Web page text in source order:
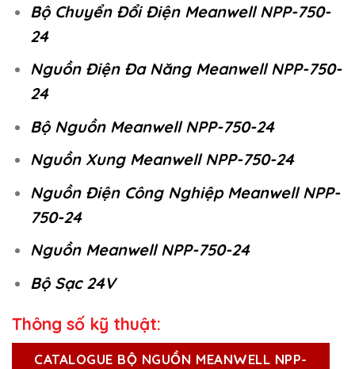
Bộ Chuyển Đổi Điện Meanwell NPP-750-
24
Nguồn Điện Đa Năng Meanwell NPP-750-
24
Bộ Nguồn Meanwell NPP-750-24
Nguồn Xung Meanwell NPP-750-24
Nguồn Điện Công Nghiệp Meanwell NPP-
750-24
Nguồn Meanwell NPP-750-24
Bộ Sạc 24V
Thông số kỹ thuật:
CATALOGUE BỘ NGUỒN MEANWELL NPP-